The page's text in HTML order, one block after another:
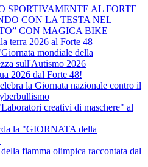
SPORTIVAMENTE AL FORTE
CON LA TESTA NEL
CON MAGICA BIKE
terra 2026 al Forte 48
mondiale della
sull'Autismo 2026
2026 dal Forte 48!
la Giornata nazionale contro il
creativi di maschere" al
la "GIORNATA della
fiamma olimpica raccontata dal